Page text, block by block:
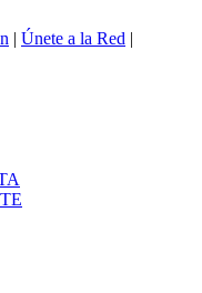
| Únete a la Red |